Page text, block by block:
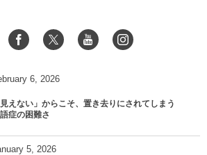
6 2026
見えない」からこそ、置き去りにされてしまう
症の困難さ
5 2026